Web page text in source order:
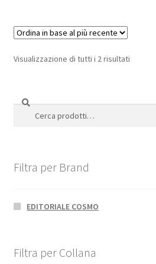
Visualizzazione di tutti i 2 risultati
Cerca:
Cerca
Filtra per Brand
EDITORIALE COSMO
Filtra per Collana